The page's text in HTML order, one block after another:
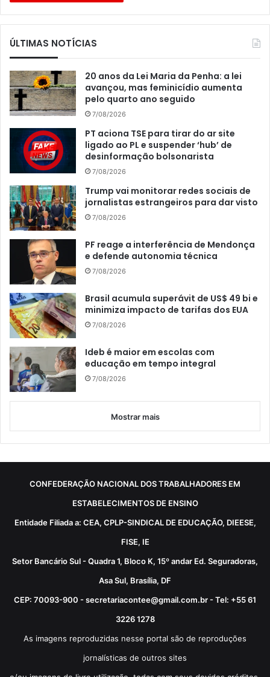
ÚLTIMAS NOTÍCIAS
20 anos da Lei Maria da Penha: a lei
avançou, mas feminicídio aumenta
pelo quarto ano seguido
7/08/2026
PT aciona TSE para tirar do ar site
ligado ao PL e suspender ‘hub’ de
desinformação bolsonarista
7/08/2026
Trump vai monitorar redes sociais de
jornalistas estrangeiros para dar visto
7/08/2026
PF reage a interferência de Mendonça
e defende autonomia técnica
7/08/2026
Brasil acumula superávit de US$ 49 bi e
minimiza impacto de tarifas dos EUA
7/08/2026
Ideb é maior em escolas com
educação em tempo integral
7/08/2026
Mostrar mais
CONFEDERAÇÃO NACIONAL DOS TRABALHADORES EM
ESTABELECIMENTOS DE ENSINO
Entidade Filiada a: CEA, CPLP-SINDICAL DE EDUCAÇÃO, DIEESE,
FISE, IE
Setor Bancário Sul - Quadra 1, Bloco K, 15º andar Ed. Seguradoras,
Asa Sul, Brasília, DF
CEP: 70093-900 - secretariacontee@gmail.com.br - Tel: +55 61
3226 1278
As imagens reproduzidas nesse portal são de reproduções
jornalísticas de outros sites